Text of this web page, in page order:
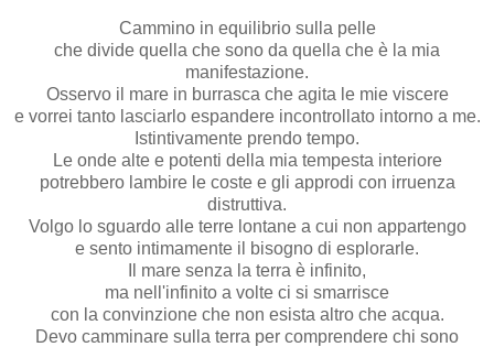
Cammino in equilibrio sulla pelle
che divide quella che sono da quella che è la mia
manifestazione.
Osservo il mare in burrasca che agita le mie viscere
e vorrei tanto lasciarlo espandere incontrollato intorno a me.
Istintivamente prendo tempo.
Le onde alte e potenti della mia tempesta interiore
potrebbero lambire le coste e gli approdi con irruenza
distruttiva.
Volgo lo sguardo alle terre lontane a cui non appartengo
e sento intimamente il bisogno di esplorarle.
Il mare senza la terra è infinito,
ma nell'infinito a volte ci si smarrisce
con la convinzione che non esista altro che acqua.
Devo camminare sulla terra per comprendere chi sono